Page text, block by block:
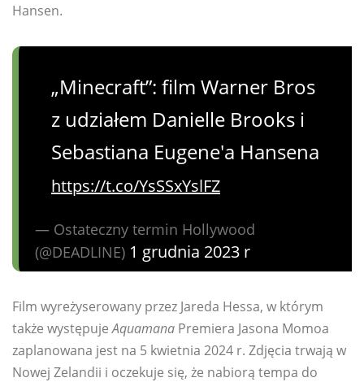
Hansen.
„Minecraft”: film Warner Bros
z udziałem Danielle Brooks i
Sebastiana Eugene'a Hansena
https://t.co/YsSSxYslFZ
— Ostateczny termin Hollywood
(@DEADLINE) 1 grudnia 2023 r
Film wyreżyserowany przez Jareda Hessa, w którym
także występujeAquamana Premiera Jasona Momoa
zaplanowana jest na 5 kwietnia 2024 r. Zdjęcia trwają w
Nowej Zelandii i oczekuje się, że nabiorą tempa do